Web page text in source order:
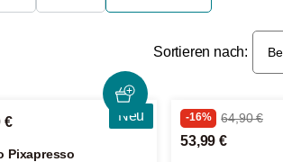
Sortieren nach:
Neu
€
Pixapresso
-16% 64,90 €
53,99 €